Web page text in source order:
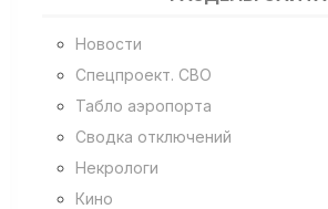
Новости
Спецпроект. СВО
Табло аэропорта
Сводка отключений
Некрологи
Кино